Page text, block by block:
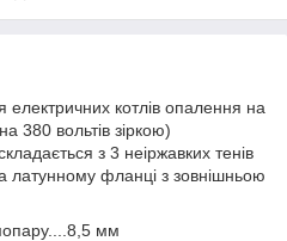
котлів опалення на
380 вольтів зіркою)
з 3 неіржавких тенів
латунному фланці з зовнішньою
мм